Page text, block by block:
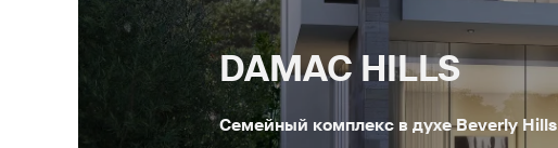
DAMAC HILLS
Семейный комплекс в духе Beverly Hills